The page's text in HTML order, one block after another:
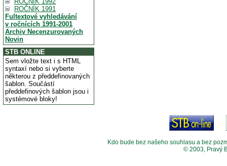
ROČNÍK 1991
Fultextové vyhledávání
v ročnících 1991-2001
Archiv Necenzurovaných
Novin
STB ONLINE
Sem vložte text i s HTML
syntaxí nebo si vyberte
některou z předdefinovaných
šablon. Součástí
předdefinových šablon jsou i
systémové bloky!
Kdo bude bez našeho souhlasu a bez
© 2003, Pravý